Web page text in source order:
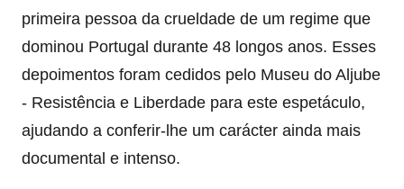
primeira pessoa da crueldade de um regime que
dominou Portugal durante 48 longos anos. Esses
depoimentos foram cedidos pelo Museu do Aljube
- Resistência e Liberdade para este espetáculo,
ajudando a conferir-lhe um carácter ainda mais
documental e intenso.